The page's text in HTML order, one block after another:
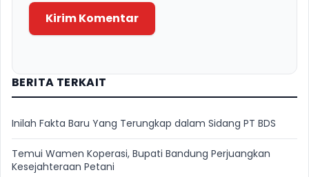
BERITA TERKAIT
Inilah Fakta Baru Yang Terungkap dalam Sidang PT BDS
Temui Wamen Koperasi, Bupati Bandung Perjuangkan
Kesejahteraan Petani
Kirim Komentar